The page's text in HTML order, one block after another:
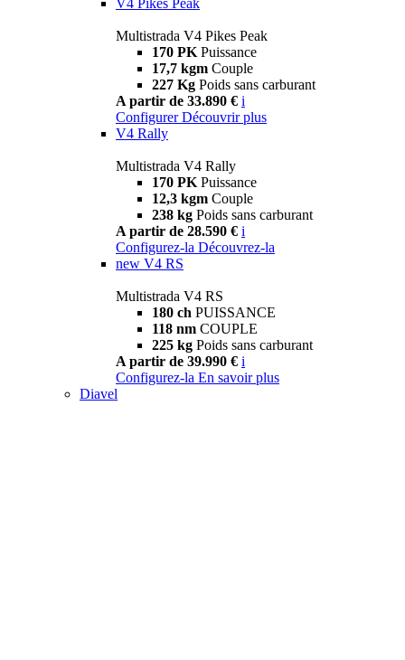
Multistrada V4 Pikes Peak
170 PK Puissance
17,7 kgm Couple
227 Kg Poids sans carburant
A partir de 33.890 € i
Configurer Découvrir plus
V4 Rally
Multistrada V4 Rally
170 PK Puissance
12,3 kgm Couple
238 kg Poids sans carburant
A partir de 28.590 € i
Configurez-la Découvrez-la
new V4 RS
Multistrada V4 RS
180 ch PUISSANCE
118 nm COUPLE
225 kg Poids sans carburant
A partir de 39.990 € i
Configurez-la En savoir plus
Diavel